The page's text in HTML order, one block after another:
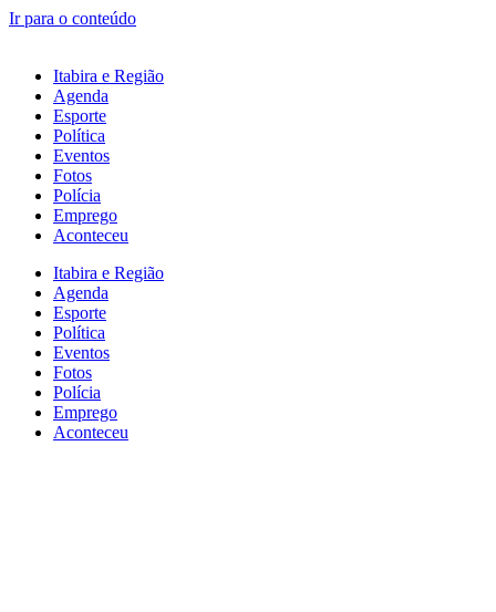
Ir para o conteúdo
Itabira e Região
Agenda
Esporte
Política
Eventos
Fotos
Polícia
Emprego
Aconteceu
Itabira e Região
Agenda
Esporte
Política
Eventos
Fotos
Polícia
Emprego
Aconteceu